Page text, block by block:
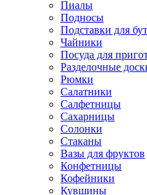
Пиалы
Подносы
Подставки для
Чайники
Посуда для
Разделочные
Рюмки
Салатники
Салфетницы
Сахарницы
Солонки
Стаканы
Вазы для фруктов
Конфетницы
Кофейники
Кувшины